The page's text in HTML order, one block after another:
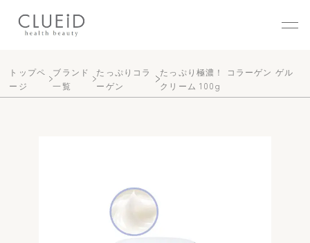
トップペ
ージ
ブランド
一覧
たっぷりコラ
ーゲン
たっぷり極濃！ コラーゲン ゲル
クリーム 100g